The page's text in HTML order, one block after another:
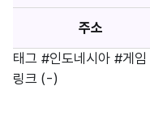
주소
태그 #인도네시아 #게임
링크 (-)